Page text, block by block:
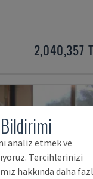
2,040,357
analiz etmek ve
Tercihlerinizi
hakkında daha